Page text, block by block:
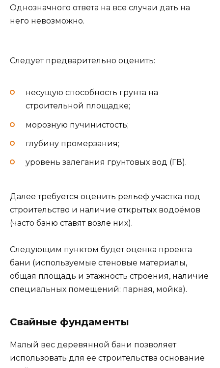
Однозначного ответа на все случаи дать на
него невозможно.
Следует предварительно оценить:
несущую способность грунта на
строительной площадке;
морозную пучинистость;
глубину промерзания;
уровень залегания грунтовых вод (ГВ).
Далее требуется оценить рельеф участка под
строительство и наличие открытых водоёмов
(часто баню ставят возле них).
Следующим пунктом будет оценка проекта
бани (используемые стеновые материалы,
общая площадь и этажность строения, наличие
специальных помещений: парная, мойка).
Свайные фундаменты
Малый вес деревянной бани позволяет
использовать для её строительства основание